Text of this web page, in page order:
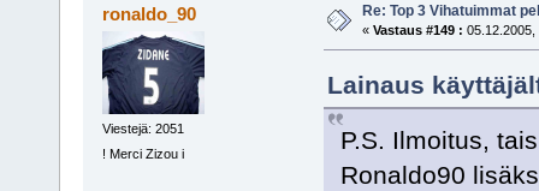
ronaldo_90
Viestejä: 2051
! Merci Zizou i
Re: Top 3 Vihatuimmat
« Vastaus #149 : 05.12.2005,
Lainaus
P.S. Ilmoitus,
Ronaldo90